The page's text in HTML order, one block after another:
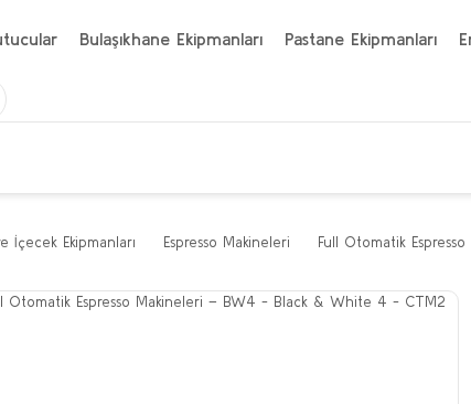
Bulaşıkhane Ekipmanları Pastane Ekipmanları
İçecek Ekipmanları Espresso Makineleri Full Otomatik